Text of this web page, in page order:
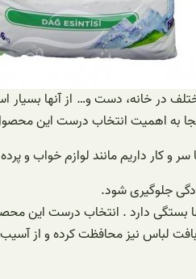
دست و… از آنها بسیار
به اهمیت انتخاب درست این
و کار داریم مانند لوازم خواب
جلوگیری شود.
بستگی دارد . انتخاب درست
لباس نیز محافظت کرده و از آسیب